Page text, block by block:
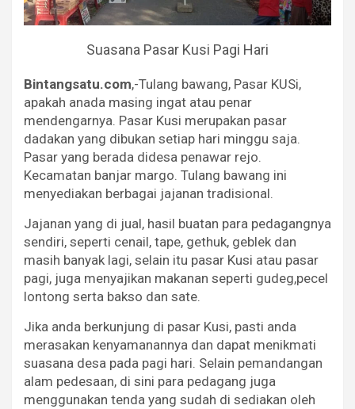
Suasana Pasar Kusi Pagi Hari
Bintangsatu.com,-Tulang bawang, Pasar KUSi,
apakah anada masing ingat atau penar
mendengarnya. Pasar Kusi merupakan pasar
dadakan yang dibukan setiap hari minggu saja.
Pasar yang berada didesa penawar rejo.
Kecamatan banjar margo. Tulang bawang ini
menyediakan berbagai jajanan tradisional.
Jajanan yang di jual, hasil buatan para pedagangnya
sendiri, seperti cenail, tape, gethuk, geblek dan
masih banyak lagi, selain itu pasar Kusi atau pasar
pagi, juga menyajikan makanan seperti gudeg,pecel
lontong serta bakso dan sate.
Jika anda berkunjung di pasar Kusi, pasti anda
merasakan kenyamanannya dan dapat menikmati
suasana desa pada pagi hari. Selain pemandangan
alam pedesaan, di sini para pedagang juga
menggunakan tenda yang sudah di sediakan oleh